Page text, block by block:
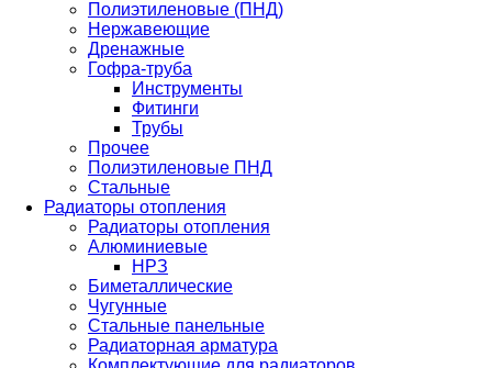
Полиэтиленовые (ПНД)
Нержавеющие
Дренажные
Гофра-труба
Инструменты
Фитинги
Трубы
Прочее
Полиэтиленовые ПНД
Стальные
Радиаторы отопления
Радиаторы отопления
Алюминиевые
НРЗ
Биметаллические
Чугунные
Стальные панельные
Радиаторная арматура